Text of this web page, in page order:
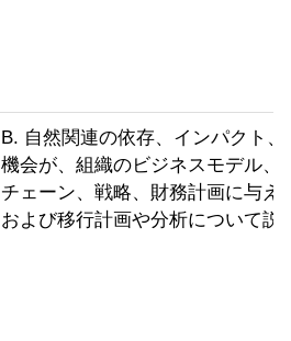
B. 自然関連の依存、インパクト、
機会が、組織のビジネスモデル、
チェーン、戦略、財務計画に与え
および移行計画や分析について説